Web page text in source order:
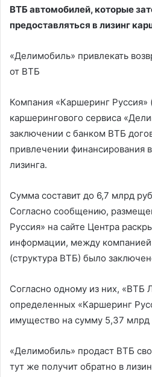
ВТБ автомобилей, которые
предоставляться в лизинг
«Делимобиль» привлекать
от ВТБ
Компания «Каршеринг Руссия»
каршерингового сервиса
заключении с банком ВТБ
привлечении финансирования
лизинга.
Сумма составит до 6,7 млрд
Согласно сообщению,
Руссия» на сайте Центра
информации, между
(структура ВТБ) было
Согласно одному из них, «ВТБ
определенных «Каршеринг
имущество на сумму 5,37 млрд
«Делимобиль» продаст ВТБ
тут же получит обратно в